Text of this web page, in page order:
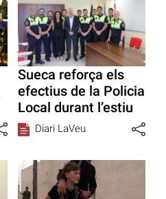
Sueca reforça els
efectius de la Policia
Local durant l’estiu
Diari LaVeu